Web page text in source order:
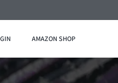
AMAZON SHOP